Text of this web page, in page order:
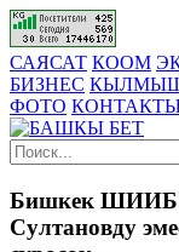
САЯСАТ КООМ
БИЗНЕС
ФОТО
Бишкек ШИИБ
Султановду